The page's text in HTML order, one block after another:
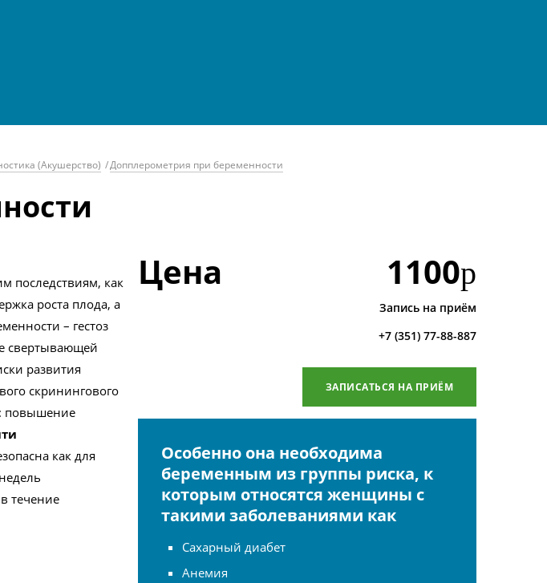
(Акушерство) /Допплерометрия при беременности
последствиям, как
роста плода, а
– гестоз
свертывающей
развития
скринингового
повышение
как для
течение
Цена 1100р
Запись на приём
+7 (351) 77-88-887
ЗАПИСАТЬСЯ НА ПРИЁМ
Особенно она необходима
беременным из группы риска, к
которым относятся женщины с
такими заболеваниями как
Сахарный диабет
Анемия